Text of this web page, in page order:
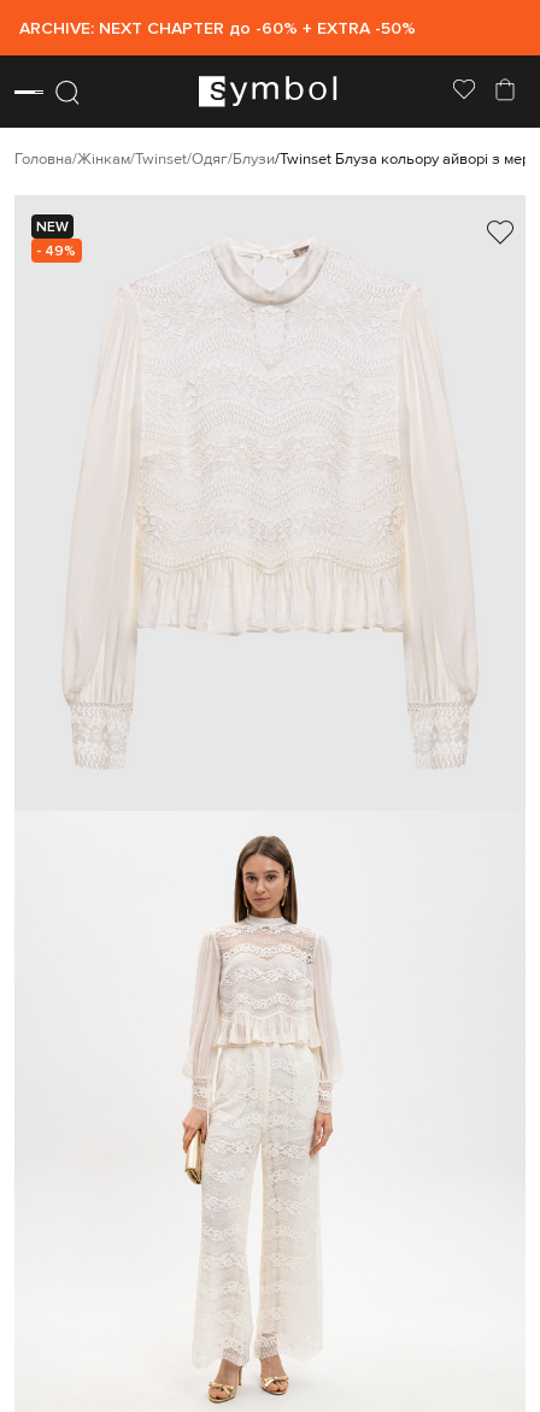
ARCHIVE: NEXT CHAPTER до -60% + EXTRA -50%
Головна Жінкам Twinset Одяг Блузи Twinset Блуза кольору айворі з
NEW
- 49%